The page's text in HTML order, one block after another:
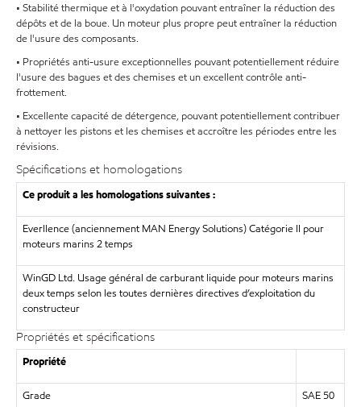
• Stabilité thermique et à l'oxydation pouvant entraîner la réduction des
dépôts et de la boue. Un moteur plus propre peut entraîner la réduction
de l'usure des composants.
• Propriétés anti-usure exceptionnelles pouvant potentiellement réduire
l'usure des bagues et des chemises et un excellent contrôle anti-
frottement.
• Excellente capacité de détergence, pouvant potentiellement contribuer
à nettoyer les pistons et les chemises et accroître les périodes entre les
révisions.
Spécifications et homologations
Ce produit a les homologations suivantes :
Everllence (anciennement MAN Energy Solutions) Catégorie II pour
moteurs marins 2 temps
WinGD Ltd. Usage général de carburant liquide pour moteurs marins
deux temps selon les toutes dernières directives d’exploitation du
constructeur
Propriétés et spécifications
Propriété
Grade SAE 50